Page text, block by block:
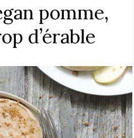
pomme,
d’érable